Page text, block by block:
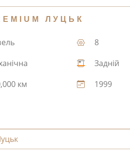
ЛУЦЬК
8
Задній
км
1999